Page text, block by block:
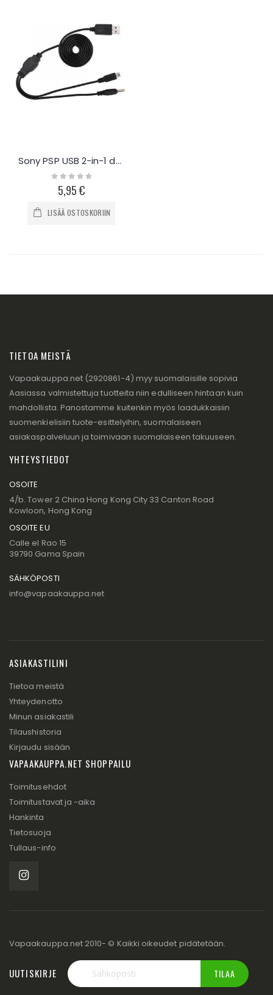
Sony PSP USB 2-in-1 datakaapeli
Rating:
0%5,95 €
LISÄÄ OSTOSKORIIN
TIETOA MEISTÄ
Vapaakauppa.net (2920861-4) myy suomalaisille sopivia
Aasiassa valmistettuja tuotteita niin edulliseen hintaan kuin
mahdollista. Panostamme kuitenkin myös laadukkaisiin
suomenkielisiin tuote-esittelyihin, suomalaiseen
asiakaspalveluun ja toimivaan suomalaiseen takuuseen.
YHTEYSTIEDOT
OSOITE
4/b. Tower 2 China Hong Kong City 33 Canton Road
Kowloon, Hong Kong
OSOITE EU
Calle el Rao 15
39790 Gama Spain
SÄHKÖPOSTI
info@vapaakauppa.net
ASIAKASTILINI
Tietoa meistä
Yhteydenotto
Minun asiakastili
Tilaushistoria
Kirjaudu sisään
VAPAAKAUPPA.NET SHOPPAILU
Toimitusehdot
Toimitustavat ja -aika
Hankinta
Tietosuoja
Tullaus-info
Vapaakauppa.net 2010- © Kaikki oikeudet pidätetään.
UUTISKIRJE TILAA